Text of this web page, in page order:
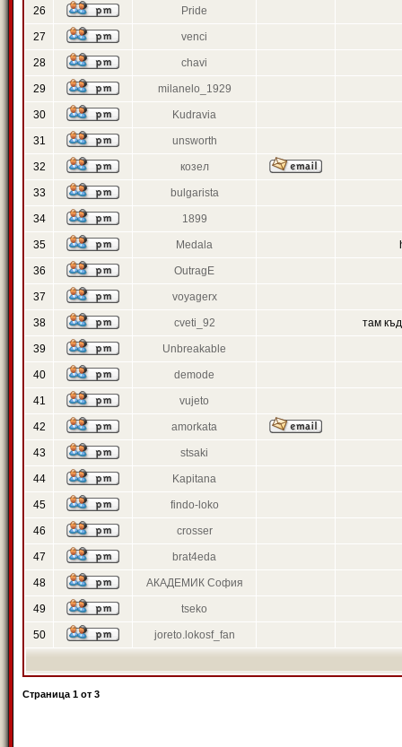
26 Pride
27 venci
28 chavi
29 milanelo_1929
30 Kudravia
31 unsworth
32 козел
33 bulgarista
34 1899
35 Medala
36 OutragE
37 voyagerx
38 cveti_92 там
39 Unbreakable
40 demode
41 vujeto
42 amorkata
43 stsaki
44 Kapitana
45 findo-loko
46 crosser
47 brat4eda
48 АКАДЕМИК София
49 tseko
50 joreto.lokosf_fan
Страница 1 от 3